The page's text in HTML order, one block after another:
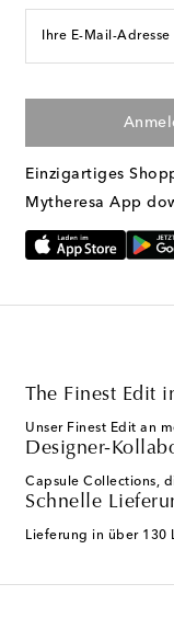
Ihre E-Mail-Adresse
Einzigartiges
Mytheresa App
The Finest Edit
Unser Finest Edit an
Designer-
Capsule Collections,
Schnelle
Lieferung in über 130